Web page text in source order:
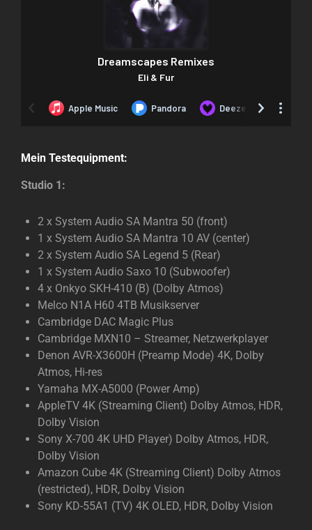
Mein Testequipment:
Studio 1:
2 x System Audio SA Mantra 50 (front)
1 x System Audio SA Mantra 10 AV (center)
2 x System Audio SA Legend 5 (Rear)
1 x System Audio Saxo 10 (Subwoofer)
4 x Onkyo SKH-410 (B) (Dolby Atmos)
Melco N1A H60 4TB Musikserver
Cambridge DAC Magic Plus
Cambridge MXN10 – Streamer, Netzwerkplayer
Denon AVR-X3600H (Preamp Mode) 4K, Dolby
Atmos, Hi-res
Yamaha MX-A5000 (Power Amp)
AppleTV 4K (Streaming Client) Dolby Atmos, HDR,
Dolby Vision
Sony X-700 4K UHD Player) Dolby Atmos, HDR,
Dolby Vision
Amazon Cube 4K (Streaming Client) Dolby Atmos
(restricted), HDR, Dolby Vision
Sony KD-55A1 (TV) 4K OLED, HDR, Dolby Vision